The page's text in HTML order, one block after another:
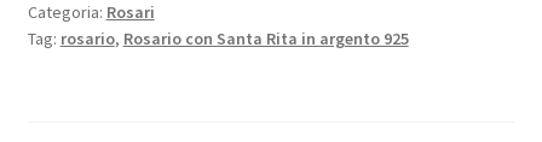
argento
925
Categoria: Rosari
Tag: rosario, Rosario con Santa Rita in argento 925